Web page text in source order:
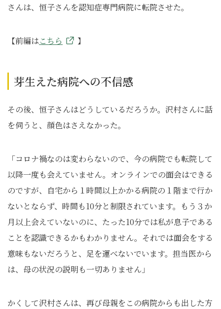
さんは、恒子さんを認知症専門病院に転院させた。
【前編はこちら 】
芽生えた病院への不信感
その後、恒子さんはどうしているだろうか。沢村さんに話
を伺うと、顔色はさえなかった。
「コロナ禍なのは変わらないので、今の病院でも転院して
以降一度も会えていません。オンラインでの面会はできる
のですが、自宅から１時間以上かかる病院の１階まで行か
ないとならず、時間も10分と制限されています。もう３か
月以上会えていないのに、たった10分では私が息子である
ことを認識できるかもわかりません。それでは面会をする
意味もないだろうと、足を運べないでいます。担当医から
は、母の状況の説明も一切ありません」
かくして沢村さんは、再び母親をこの病院からも出した方